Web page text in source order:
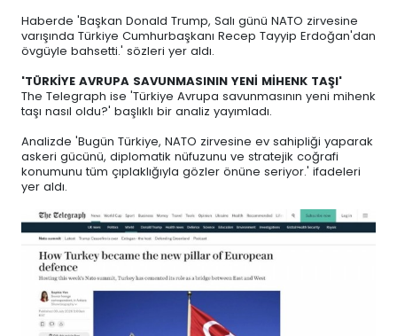
Haberde 'Başkan Donald Trump, Salı günü NATO zirvesine
varışında Türkiye Cumhurbaşkanı Recep Tayyip Erdoğan'dan
övgüyle bahsetti.' sözleri yer aldı.
'TÜRKİYE AVRUPA SAVUNMASININ YENİ MİHENK TAŞI'
The Telegraph ise 'Türkiye Avrupa savunmasının yeni mihenk
taşı nasıl oldu?' başlıklı bir analiz yayımladı.
Analizde 'Bugün Türkiye, NATO zirvesine ev sahipliği yaparak
askeri gücünü, diplomatik nüfuzunu ve stratejik coğrafi
konumunu tüm çıplaklığıyla gözler önüne seriyor.' ifadeleri
yer aldı.